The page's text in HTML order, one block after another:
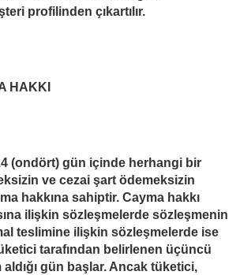
profilinden çıkartılır.
HAKKI
(ondört) gün içinde herhangi bir
ve cezai şart ödemeksizin
hakkına sahiptir. Cayma hakkı
ilişkin sözleşmelerde sözleşmenin
teslimine ilişkin sözleşmelerde ise
tarafından belirlenen üçüncü
aldığı gün başlar. Ancak tüketici,